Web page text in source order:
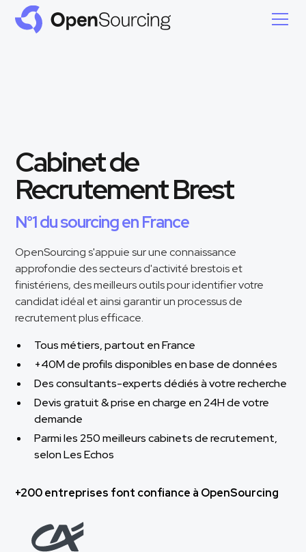
Cabinet de
Recrutement Brest
N°1 du sourcing en France
OpenSourcing s'appuie sur une connaissance
approfondie des secteurs d'activité brestois et
finistériens, des meilleurs outils pour identifier votre
candidat idéal et ainsi garantir un processus de
recrutement plus efficace.
Tous métiers, partout en France
+40M de profils disponibles en base de données
Des consultants-experts dédiés à votre recherche
Devis gratuit & prise en charge en 24H de votre
demande
Parmi les 250 meilleurs cabinets de recrutement,
selon Les Echos
+200 entreprises font confiance à OpenSourcing